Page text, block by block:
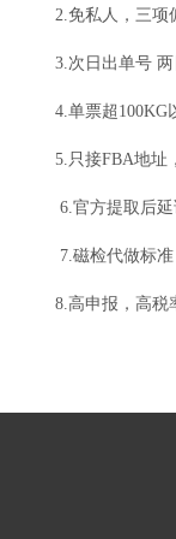
2.免私人，三项
3.次日出单号
4.单票超
5.只接FBA地址
6.官方提取后
7.磁检代做标
8.高申报，高